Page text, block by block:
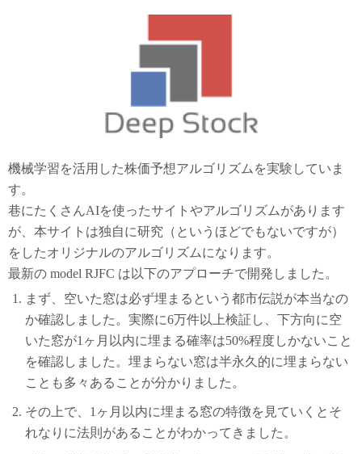
機械学習を活用した株価予想アルゴリズムを実験していま
す。
巷にたくさんAIを使ったサイトやアルゴリズムがあります
が、本サイトは独自に研究（というほどでもないですが）
をしたオリジナルのアルゴリズムになります。
最新の model RJFC は以下のアプローチで開発しました。
まず、空いた窓は必ず埋まるという都市伝説が本当なの
か確認しました。実際に6万件以上検証し、下方向に空
いた窓が1ヶ月以内に埋まる確率は50%程度しかないこと
を確認しました。埋まらない窓は半永久的に埋まらない
ことも多々あることが分かりました。
その上で、1ヶ月以内に埋まる窓の特徴を見ていくとそ
れなりに法則があることがわかってきました。